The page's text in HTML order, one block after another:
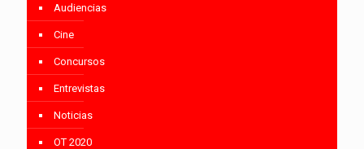
Audiencias
Cine
Concursos
Entrevistas
Noticias
OT 2020